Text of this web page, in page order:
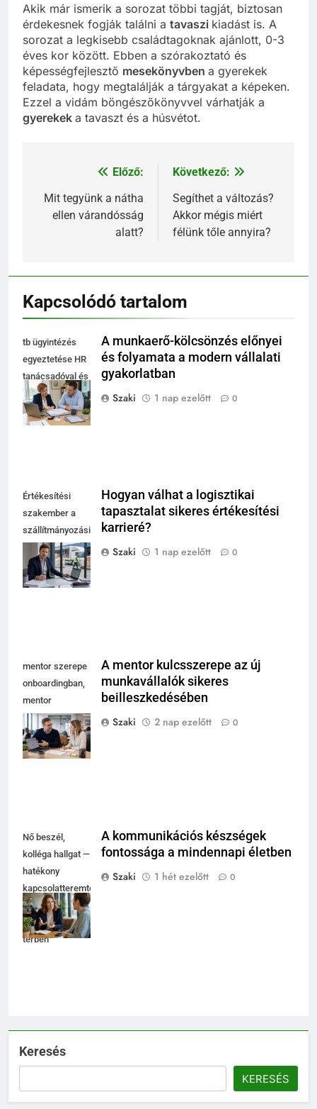
Akik már ismerik a sorozat többi tagját, biztosan
érdekesnek fogják találni a tavaszi kiadást is. A
sorozat a legkisebb családtagoknak ajánlott, 0-3
éves kor között. Ebben a szórakoztató és
képességfejlesztő mesekönyvben a gyerekek
feladata, hogy megtalálják a tárgyakat a képeken.
Ezzel a vidám böngészőkönyvvel várhatják a
gyerekek a tavaszt és a húsvétot.
Bejegyzés
navigáció
Előző:
Mit tegyünk a nátha
ellen várandósság
alatt?
Következő:
Segíthet a változás?
Akkor mégis miért
félünk tőle annyira?
Kapcsolódó tartalom
tb ügyintézés
egyeztetése HR
tanácsadóval és
cégvezetővel az
irodában
A munkaerő-kölcsönzés előnyei
és folyamata a modern vállalati
gyakorlatban
Szaki
1 nap ezelőtt 0
Értékesítési
szakember a
szállítmányozási
és fuvarozási
szakma modern
irodájában
Hogyan válhat a logisztikai
tapasztalat sikeres értékesítési
karrieré?
Szaki
1 nap ezelőtt 0
mentor szerepe
onboardingban,
mentor
magyaráz
laptopnál, új
kolléga jegyzetel
A mentor kulcsszerepe az új
munkavállalók sikeres
beilleszkedésében
Szaki
2 nap ezelőtt 0
Nő beszél,
kolléga hallgat —
hatékony
kapcsolatteremtés
fényes
coworking
térben
A kommunikációs készségek
fontossága a mindennapi életben
Szaki
1 hét ezelőtt 0
Keresés
KERESÉS